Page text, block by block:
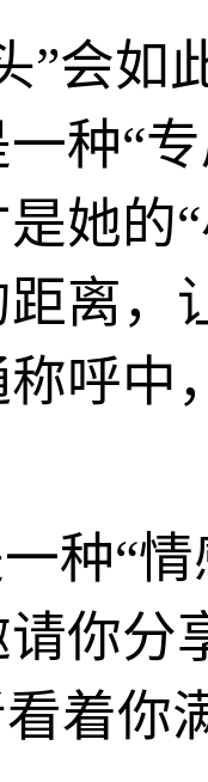
”会如
种“
她的
离，
呼中
种“
你分
着你